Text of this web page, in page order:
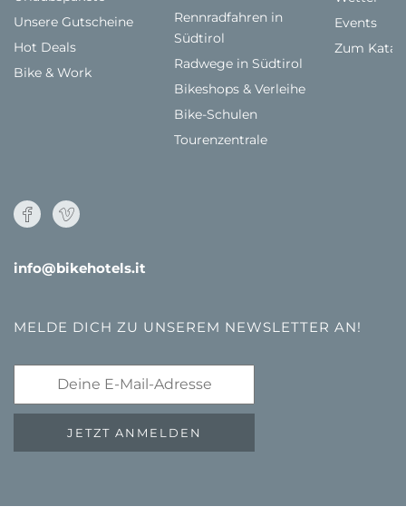
Unsere Gutscheine
Hot Deals
Bike & Work
Rennradfahren in
Südtirol
Radwege in Südtirol
Bikeshops & Verleihe
Bike-Schulen
Tourenzentrale
Events
Zum
info@bikehotels.it
MELDE DICH ZU UNSEREM NEWSLETTER AN!
JETZT ANMELDEN